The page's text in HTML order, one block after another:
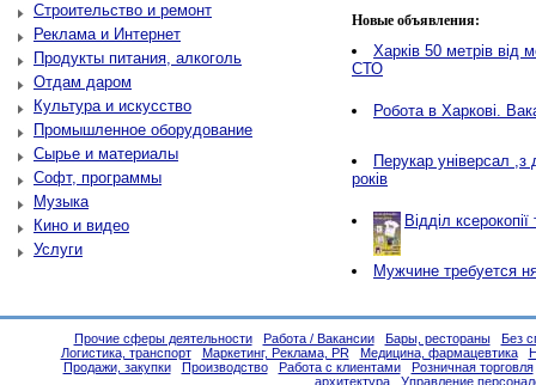
Строительство и ремонт
Реклама и Интернет
Продукты питания, алкоголь
Отдам даром
Культура и искусство
Промышленное оборудование
Сырье и материалы
Софт, программы
Музыка
Кино и видео
Услуги
Новые объявления:
Харків 50 метрів від
СТО
Робота в Харкові.
Перукар універсал ,з
років
Відділ
Мужчине требуется
Прочие сферы деятельности Работа / Вакансии Бары, рестораны
Без
Логистика, транспорт
Маркетинг, Реклама, PR Медицина, фармацевтика
Продажи, закупки
Производство Работа с клиентами
Розничная торговля
архитектура
Управление